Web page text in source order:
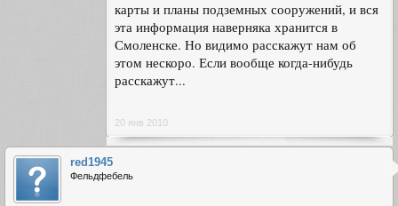
карты и планы подземных сооружений, и вся
эта информация наверняка хранится в
Смоленске. Но видимо расскажут нам об
этом нескоро. Если вообще когда-нибудь
расскажут...
20 янв 2010
red1945
Фельдфебель